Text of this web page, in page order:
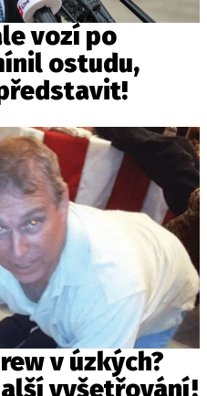
vozí po
ostudu,
v úzkých?
vyšetřování!